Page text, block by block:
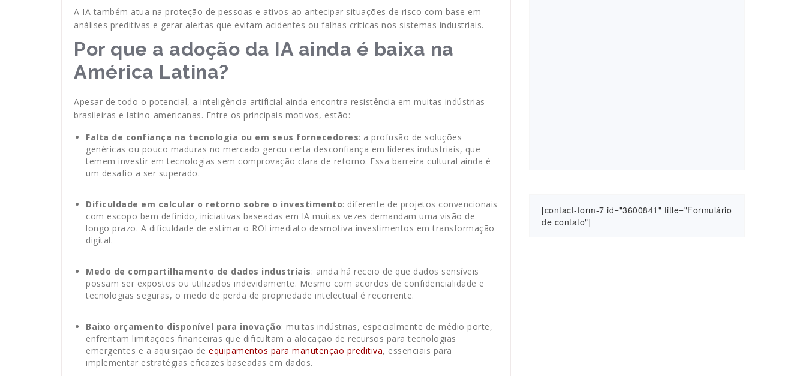
A IA também atua na proteção de pessoas e ativos ao antecipar situações de risco com base em
análises preditivas e gerar alertas que evitam acidentes ou falhas críticas nos sistemas industriais.
Por que a adoção da IA ainda é baixa na
América Latina?
Apesar de todo o potencial, a inteligência artificial ainda encontra resistência em muitas indústrias
brasileiras e latino-americanas. Entre os principais motivos, estão:
Falta de confiança na tecnologia ou em seus fornecedores: a profusão de soluções
genéricas ou pouco maduras no mercado gerou certa desconfiança em líderes industriais, que
temem investir em tecnologias sem comprovação clara de retorno. Essa barreira cultural ainda é
um desafio a ser superado.
Dificuldade em calcular o retorno sobre o investimento: diferente de projetos convencionais
com escopo bem definido, iniciativas baseadas em IA muitas vezes demandam uma visão de
longo prazo. A dificuldade de estimar o ROI imediato desmotiva investimentos em transformação
digital.
Medo de compartilhamento de dados industriais: ainda há receio de que dados sensíveis
possam ser expostos ou utilizados indevidamente. Mesmo com acordos de confidencialidade e
tecnologias seguras, o medo de perda de propriedade intelectual é recorrente.
Baixo orçamento disponível para inovação: muitas indústrias, especialmente de médio porte,
enfrentam limitações financeiras que dificultam a alocação de recursos para tecnologias
emergentes e a aquisição de equipamentos para manutenção preditiva, essenciais para
implementar estratégias eficazes baseadas em dados.
[contact-form-7 id="3600841" title="Formulário
de contato"]